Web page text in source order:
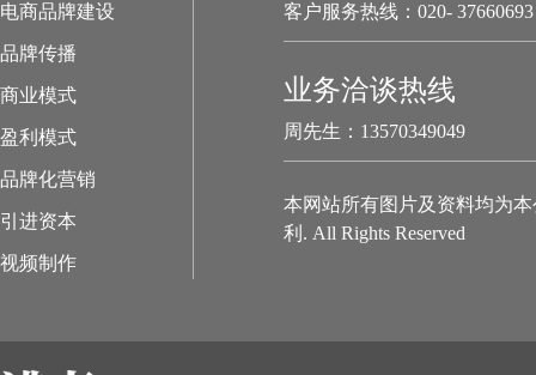
电商品牌建设
品牌传播
商业模式
盈利模式
品牌化营销
引进资本
视频制作
客户服务热线：020- 37660693
业务洽谈热线
周先生：13570349049
本网站所有图片及资料均为
利. All Rights Reserved